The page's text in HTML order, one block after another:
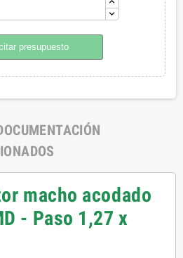
presupuesto
macho acodado
- Paso 1,27 x